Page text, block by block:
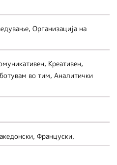
Организација на
Креативен,
во тим, Аналитички
Француски,